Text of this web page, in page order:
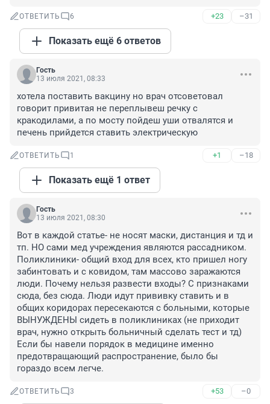
ОТВЕТИТЬ 6 +23 –31
Показать ещё 6 ответов
Гость
13 июля 2021, 08:33
хотела поставить вакцину но врач отсоветовал
говорит привитая не переплывеш речку с
кракодилами, а по мосту пойдеш уши отвалятся и
печень прийдется ставить электрическую
ОТВЕТИТЬ 1 +1 –18
Показать ещё 1 ответ
Гость
13 июля 2021, 08:30
Вот в каждой статье- не носят маски, дистанция и тд и
тп. НО сами мед учреждения являются рассадником.
Поликлиники- общий вход для всех, кто пришел ногу
забинтовать и с ковидом, там массово заражаются
люди. Почему нельзя развести входы? С признаками
сюда, без сюда. Люди идут прививку ставить и в
общих коридорах пересекаются с больными, которые
ВЫНУЖДЕНЫ сидеть в поликлиниках (не приходит
врач, нужно открыть больничный сделать тест и тд)
Если бы навели порядок в медицине именно
предотвращающий распространение, было бы
гораздо всем легче.
ОТВЕТИТЬ 3 +53 –0